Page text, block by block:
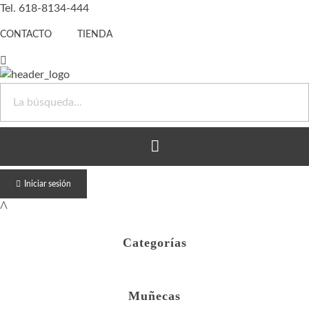
Tel. 618-8134-444
CONTACTO TIENDA
Iniciar sesión
Categorías
Muñecas